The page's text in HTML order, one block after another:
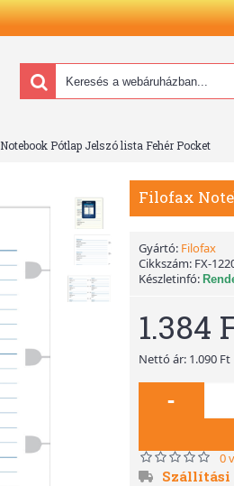
Pótlap Jelszó lista Fehér Pocket
Filofax
Gyártó: Filofax
Cikkszám: FX-
Készletinfó:
1.384
Nettó ár: 1.090 Ft
-
0
Szállítási